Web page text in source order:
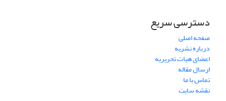
دسترسی سریع
صفحه اصلی
درباره نشریه
اعضای هیات تحریریه
ارسال مقاله
تماس با ما
نقشه سایت